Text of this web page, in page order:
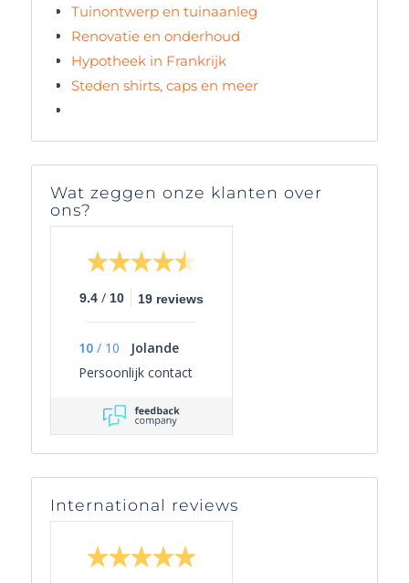
Tuinontwerp en tuinaanleg
Renovatie en onderhoud
Hypotheek in Frankrijk
Steden shirts, caps en meer
Wat zeggen onze klanten over
ons?
9.4 / 10 19 reviews
10 / 10
Jolande
Persoonlijk contact
International reviews